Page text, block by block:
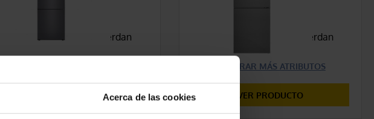
Acerca de las cookies
Características que concuerdan
Características que concuerdan
MOSTRAR MÁS ATRIBUTOS
VER PRODUCTO